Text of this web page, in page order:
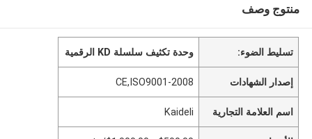
منتوج وصف
تسليط الضوء: وحدة تكثيف سلسلة KD الرقمية
إصدار الشهادات CE,ISO9001-2008
اسم العلامة التجارية Kaideli